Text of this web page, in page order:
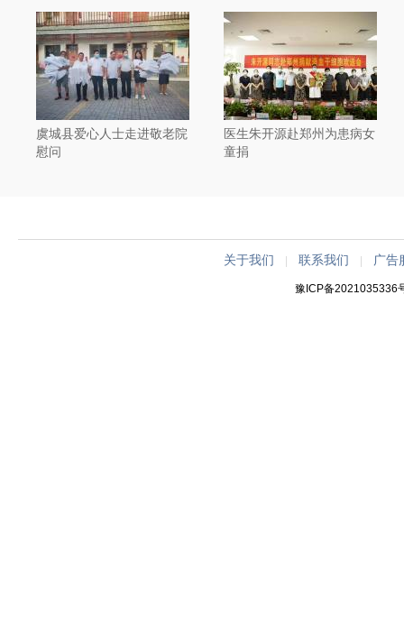
虞城县爱心人士走进敬老院
慰问
医生朱开源赴郑州为患病女
童捐
关于我们 |联系我们 广告
豫ICP备2021035336